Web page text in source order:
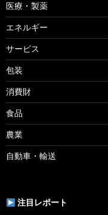
医療・製薬
エネルギー
サービス
包装
消費財
食品
農業
自動車・輸送
注目レポート